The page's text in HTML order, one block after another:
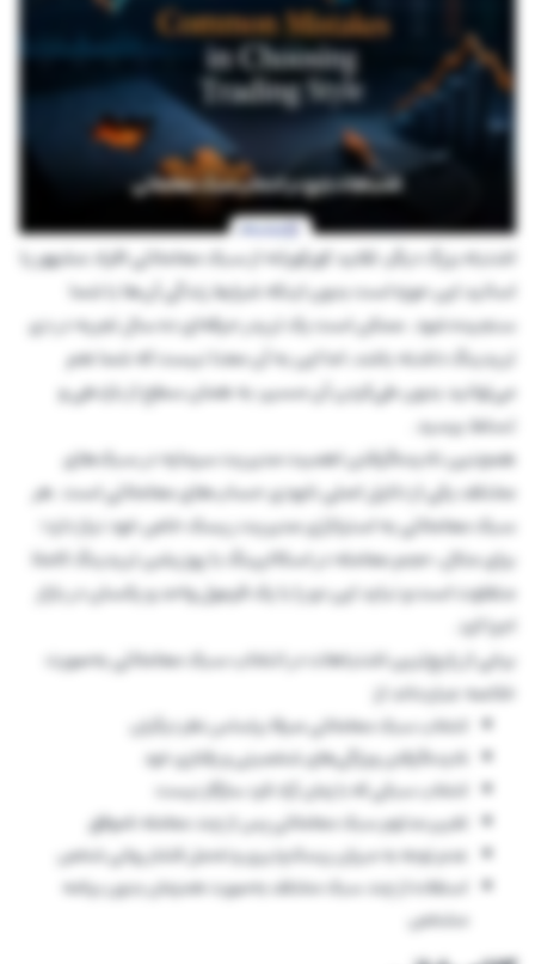
اشتباه بزرگ دیگر، تقلید کورکورانه از سبک معاملاتی افراد مشهور یا
اساتید این حوزه است بدون اینکه شرایط زندگی آن‌ها با شما
سنجیده شود. ممکن است یک تریدر حرفه‌ای ده سال تجربه در دی
تریدینگ داشته باشد، اما این به آن معنا نیست که شما هم
می‌توانید بدون طی‌کردن آن مسیر، به همان سطح از بازدهی و
تسلط برسید.
همچنین نادیده‌گرفتن اهمیت مدیریت سرمایه در سبک‌های
مختلف یکی از دلایل اصلی نابودی حساب‌های معاملاتی است. هر
سبک معاملاتی به استراتژی مدیریت ریسک خاص خود نیاز دارد؛
برای مثال، حجم معامله در اسکالپینگ با پوزیشن تریدینگ کاملا
متفاوت است و نباید این دو را با یک فرمول واحد و یکسان در بازار
اجرا کرد.
برخی از رایج‌ترین اشتباهات در انتخاب سبک معاملاتی به‌صورت
خلاصه عبارت‌اند از:
انتخاب سبک معاملاتی صرفا براساس نظر دیگران
نادیده‌گرفتن ویژگی‌های شخصیتی و رفتاری خود
انتخاب سبکی که با زمان آزاد فرد سازگار نیست
تغییر مداوم سبک معاملاتی پس از چند معامله ناموفق
عدم توجه به میزان ریسک‌پذیری و تحمل فشار روانی شخص
استفاده از چند سبک مختلف به‌صورت همزمان بدون برنامه
مشخص